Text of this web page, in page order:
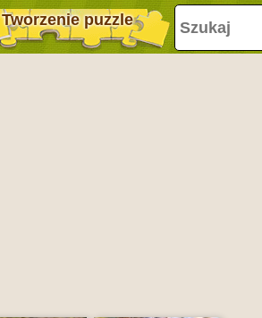
Tworzenie puzzle